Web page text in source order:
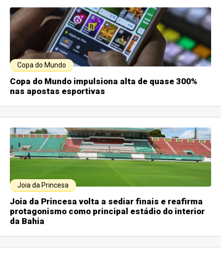
Copa do Mundo
Copa do Mundo impulsiona alta de quase 300%
nas apostas esportivas
Joia da Princesa
Joia da Princesa volta a sediar finais e reafirma
protagonismo como principal estádio do interior
da Bahia